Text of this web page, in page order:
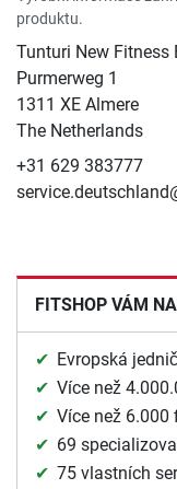
produktu.
Tunturi New Fitness
Purmerweg 1
1311 XE Almere
The Netherlands
+31 629 383777
FITSHOP VÁM
Evropská
Více než
Více než 6.000
69
75 vlastních